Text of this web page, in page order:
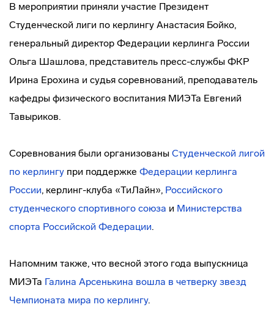
В мероприятии приняли участие Президент
Студенческой лиги по керлингу Анастасия Бойко,
генеральный директор Федерации керлинга России
Ольга Шашлова, представитель пресс-службы ФКР
Ирина Ерохина и судья соревнований, преподаватель
кафедры физического воспитания МИЭТа Евгений
Тавыриков.
Соревнования были организованы Студенческой лигой
по керлингу при поддержке Федерации керлинга
России, керлинг-клуба «ТиЛайн», Российского
студенческого спортивного союза и Министерства
спорта Российской Федерации.
Напомним также, что весной этого года выпускница
МИЭТа Галина Арсенькина вошла в четверку звезд
Чемпионата мира по керлингу.